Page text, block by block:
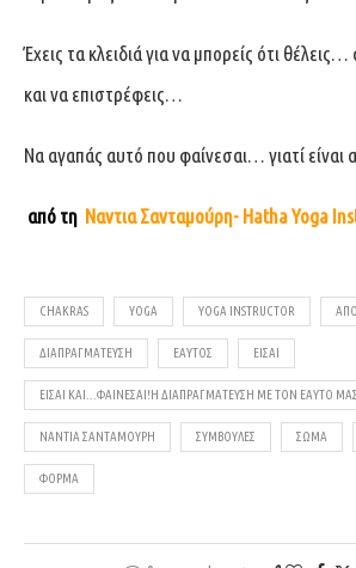
Έχεις τα κλειδιά για να μπορείς ότι
και να επιστρέφεις…
Να αγαπάς αυτό που φαίνεσαι… γιατί είναι
από τη Ναντια Σανταμούρη- Hatha Yoga
CHAKRAS YOGA YOGA INSTRUCTOR
ΔΙΑΠΡΑΓΜΆΤΕΥΣΗ ΕΑΥΤΌΣ ΕΊΣΑΙ
ΕΊΣΑΙ ΚΑΙ...ΦΑΊΝΕΣΑΙ!Η ΔΙΑΠΡΑΓΜΆΤΕΥΣΗ ΜΕ ΤΟΝ ΕΑΥΤΌ ΜΑΣ
ΝΆΝΤΙΑ ΣΑΝΤΑΜΟΎΡΗ ΣΥΜΒΟΥΛΈΣ ΣΏΜΑ
ΦΌΡΜΑ